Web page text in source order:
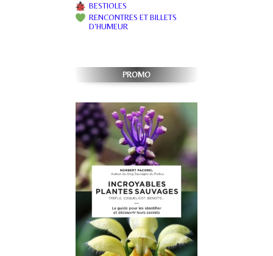
BESTIOLES
RENCONTRES ET BILLETS
D'HUMEUR
PROMO